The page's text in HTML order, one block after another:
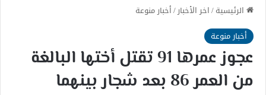
الرئيسية/اخر الأخبار/أخبار منوعة
أخبار منوعة
عجوز عمرها 91 تقتل أختها البالغة
من العمر 86 بعد شجار بينهما